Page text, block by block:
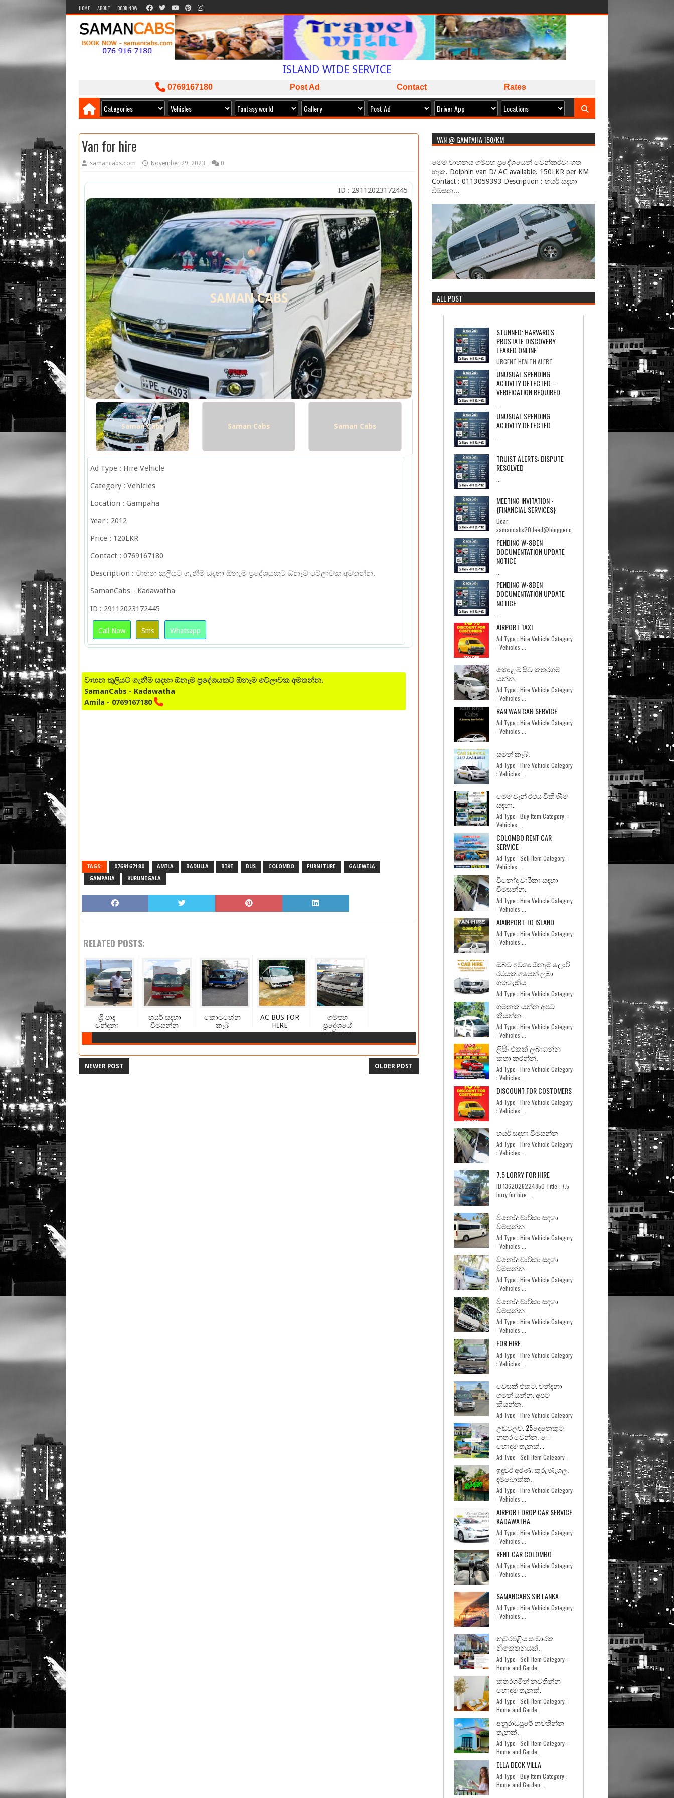
HOME ABOUT BOOK NOW
SAMAN CABS
BOOK NOW
ISLAND WIDE SERVICE
PACKAGES AVAILABLE
ඔබට අවශ්‍ය කාර් ලොරි බස් අඩුම මිලට අපෙන් !
0769167180 Post Ad Contact Rates
Van for hire
samancabs.com November 29, 2023 0
ID : 29112023172445
SAMAN CABS
Saman Cabs Saman Cabs Saman Cabs
Ad Type : Hire Vehicle
Category : Vehicles
Location : Gampaha
Year : 2012
Price : 120LKR
Contact : 0769167180
Description : වාහන කුලියට ගැනීම සඳහා ඕනෑම ප්‍රදේශයකට ඕනෑම වේලාවක අමතන්න.
SamanCabs - Kadawatha
ID : 29112023172445
Call Now Sms Whatsapp
වාහන කුලියට ගැනීම සඳහා ඕනෑම ප්‍රදේශයකට ඕනෑම වේලාවක අමතන්න.
SamanCabs - Kadawatha
Amila - 0769167180
TAGS: 0769167180 AMILA BADULLA BIKE BUS COLOMBO FURNITURE GALEWELA
GAMPAHA KURUNEGALA
RELATED POSTS:
ශ්‍රී පාද
වන්දනා
හයර් සදහා
විමසන්න
කොටහේන
කැබ්
AC BUS FOR
HIRE
ගම්පහ
ප්‍රදේශයේ
හයර් සදහා
NEWER POST OLDER POST
VAN @ GAMPAHA 150/KM
මෙම වාහනය ගම්පහ ප්‍රදේශයෙන් වෙන්කරවා ගත
හැක. Dolphin van D/ AC available. 150LKR per KM
Contact : 0113059393 Description : හයර් සදහා
විමසන...
ALL POST
STUNNED: HARVARD'S
PROSTATE DISCOVERY
LEAKED ONLINE
URGENT HEALTH ALERT
PROSTATE COVER-UP Internal Documents Re...
UNUSUAL SPENDING
ACTIVITY DETECTED –
VERIFICATION REQUIRED
UNUSUAL SPENDING
ACTIVITY DETECTED
TRUIST ALERTS: DISPUTE
RESOLVED
MEETING INVITATION -
{FINANCIAL SERVICES}
Dear
samancabs20.feed@blogger.c
om,I hope you're having a good day.I'm Ebrahi...
PENDING W-8BEN
DOCUMENTATION UPDATE
NOTICE
PENDING W-8BEN
DOCUMENTATION UPDATE
NOTICE
AIRPORT TAXI
Ad Type : Hire Vehicle Category
: Vehicles ...
කොළඹ සිට කතරගම
යන්න.
Ad Type : Hire Vehicle Category
: Vehicles ...
RAN WAN CAB SERVICE
Ad Type : Hire Vehicle Category
: Vehicles ...
සමන් කැබ්.
Ad Type : Hire Vehicle Category
: Vehicles ...
මෙම වෑන් රථය විකිණීම
සඳහා.
Ad Type : Buy Item Category :
Vehicles ...
COLOMBO RENT CAR
SERVICE
Ad Type : Sell Item Category :
Vehicles ...
විනෝද චාරිකා සඳහා
විමසන්න.
Ad Type : Hire Vehicle Category
: Vehicles ...
AIAIRPORT TO ISLAND
Ad Type : Hire Vehicle Category
: Vehicles ...
ඔබට අවශ්‍ය ඕනෑම ලොරි
රථයක් අපෙන් ලබා
ගතහැකිය.
Ad Type : Hire Vehicle Category
: Services ...
ගමනක් යන්න අපට
කියන්න.
Ad Type : Hire Vehicle Category
: Vehicles ...
ලීසිං එකක් ලබාගන්න
කතා කරන්න.
Ad Type : Hire Vehicle Category
: Vehicles ...
DISCOUNT FOR COSTOMERS
Ad Type : Hire Vehicle Category
: Vehicles ...
හයර් සඳහා විමසන්න
Ad Type : Hire Vehicle Category
: Vehicles ...
7.5 LORRY FOR HIRE
ID 1362026224850 Title : 7.5
lorry for hire ...
විනෝද චාරිකා සඳහා
විමසන්න.
Ad Type : Hire Vehicle Category
: Vehicles ...
විනෝද චාරිකා සඳහා
විමසන්න.
Ad Type : Hire Vehicle Category
: Vehicles ...
විනෝද චාරිකා සඳහා
විමසන්න.
Ad Type : Hire Vehicle Category
: Vehicles ...
FOR HIRE
Ad Type : Hire Vehicle Category
: Vehicles ...
වෙසක් එකට. වන්දනා
ගමන් යන්න. අපට
කියන්න.
Ad Type : Hire Vehicle Category
: Vehicles ...
උඩවලව. 25දෙනෙකුට
නතර වෙන්න. ෙ
හොඳම තැනක්. .
Ad Type : Sell Item Category :
Home and Garde... ඉඳුවර අරණ. කුරුණෑගල.
දම්බොක්ක.
Ad Type : Hire Vehicle Category
: Vehicles ...
AIRPORT DROP CAR SERVICE
KADAWATHA
Ad Type : Hire Vehicle Category
: Vehicles ...
RENT CAR COLOMBO
Ad Type : Hire Vehicle Category
: Vehicles ...
SAMANCABS SIR LANKA
Ad Type : Hire Vehicle Category
: Vehicles ...
නුවරඑළිය සංචාරක
නිකේතනයක්.
Ad Type : Sell Item Category :
Home and Garde...
කතරගමින් නවතින්න
හොඳම තැනක්.
Ad Type : Sell Item Category :
Home and Garde...
අනුරාධපුරේ නවතින්න
තැනක්.
Ad Type : Sell Item Category :
Home and Garde...
ELLA DECK VILLA
Ad Type : Buy Item Category :
Home and Garden...